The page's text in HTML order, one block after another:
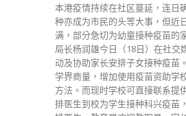
本港疫情持续在社区蔓延，连日
种亦成为市民的头等大事，但近
满，部分急切为幼童接种疫苗的
局长杨润雄今日（18日）在社交
动及协助家长安排子女接种疫苗
学界商量，增加使用疫苗资助学
方法。而现时学校可直接联系提
排医生到校为学生接种科兴疫苗